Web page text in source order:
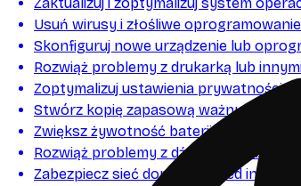
Usuń wirusy i złośliwe oprogramowanie
Skonfiguruj nowe urządzenie lub
Rozwiąż problemy z drukarką lub
Zoptymalizuj ustawienia prywatności
Stwórz kopię zapasową ważnych
Zwiększ żywotność baterii w
Rozwiąż problemy z dźwiękiem lub
Zabezpiecz sieć domową przed